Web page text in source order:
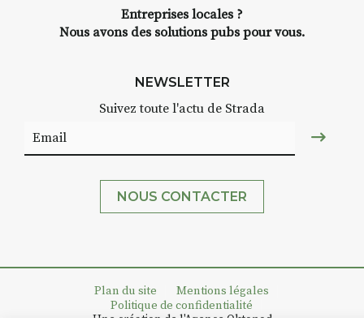
Entreprises locales ?
Nous avons des solutions pubs pour vous.
NEWSLETTER
Suivez toute l'actu de Strada
NOUS CONTACTER
Plan du site
Mentions légales
Politique de confidentialité
Une création de l'Agence Oktopod